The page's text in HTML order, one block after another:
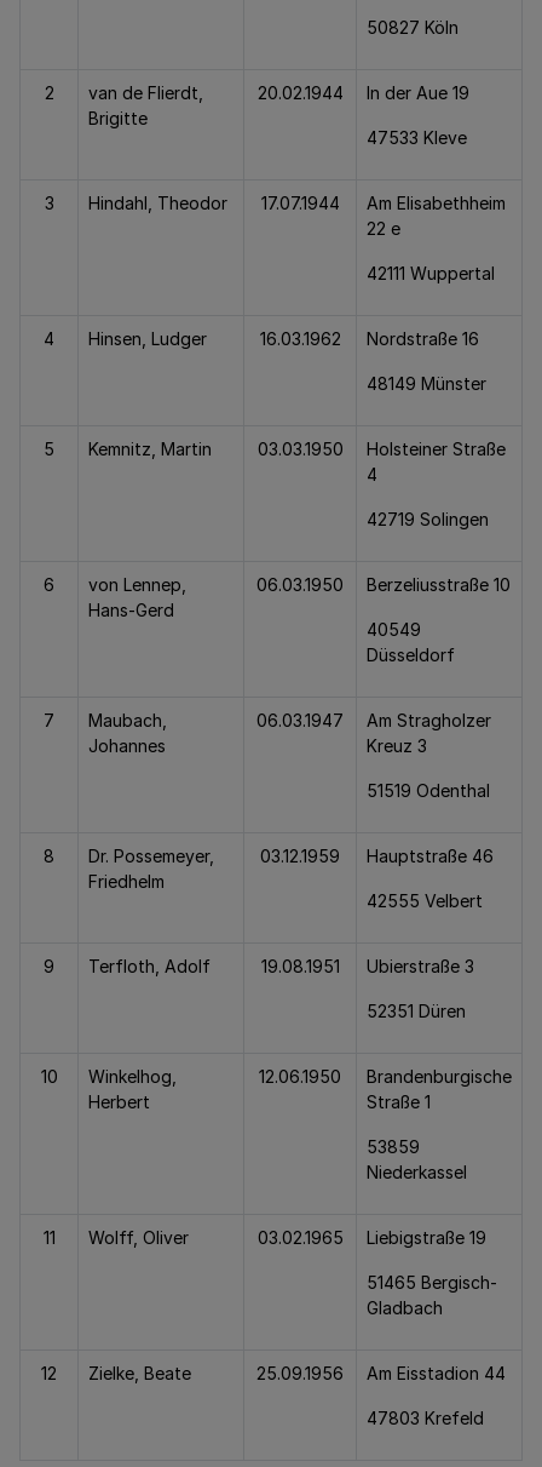
50827 Köln
2
van de Flierdt,
Brigitte
20.02.1944 In der Aue 19
47533 Kleve
3 Hindahl, Theodor 17.07.1944
Am Elisabethheim
22 e
42111 Wuppertal
4 Hinsen, Ludger 16.03.1962 Nordstraße 16
48149 Münster
5 Kemnitz, Martin 03.03.1950
Holsteiner Straße
4
42719 Solingen
6
von Lennep,
Hans-Gerd
06.03.1950 Berzeliusstraße 10
40549
Düsseldorf
7
Maubach,
Johannes
06.03.1947
Am Stragholzer
Kreuz 3
51519 Odenthal
8
Dr. Possemeyer,
Friedhelm
03.12.1959 Hauptstraße 46
42555 Velbert
9 Terfloth, Adolf 19.08.1951 Ubierstraße 3
52351 Düren
10
Winkelhog,
Herbert
12.06.1950
Brandenburgische
Straße 1
53859
Niederkassel
11 Wolff, Oliver 03.02.1965 Liebigstraße 19
51465 Bergisch-
Gladbach
12 Zielke, Beate 25.09.1956 Am Eisstadion 44
47803 Krefeld